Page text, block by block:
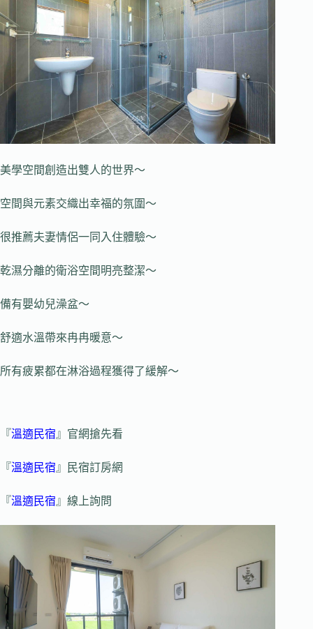
美學空間創造出雙人的世界～
空間與元素交織出幸福的氛圍～
很推薦夫妻情侶一同入住體驗～
乾濕分離的衛浴空間明亮整潔～
備有嬰幼兒澡盆～
舒適水溫帶來冉冉暖意～
所有疲累都在淋浴過程獲得了緩解～
『溫適民宿 』官網搶先看
『溫適民宿 』民宿訂房網
『溫適民宿 』線上詢問